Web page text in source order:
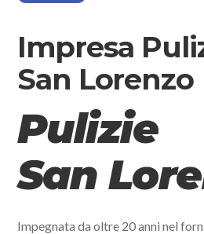
Impresa
San Lorenzo
Pulizie
San
Impegnata da oltre 20 anni nel